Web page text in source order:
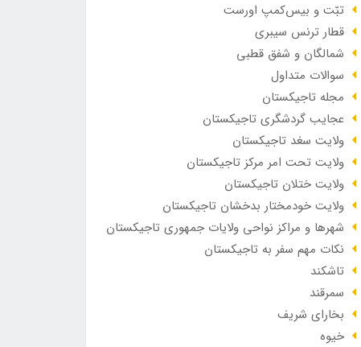
تبّت و بیس‌کمپ اورست
قطار ترنس سیبری
شمالگان و شفق قطبی
سوالات متداول
مجله تاجیکستان
عجایب گردشگری تاجیکستان
ولایت سغد تاجیکستان
ولایت تحت امر مرکز تاجیکستان
ولایت ختلان تاجیکستان
ولایت خودمختار بدخشان تاجیکستان
شهرها و مراکز نواحی ولایات جمهوری تاجیکستان
نکات مهم سفر به تاجیکستان
تاشکند
سمرقند
بخارای شریف
خیوه